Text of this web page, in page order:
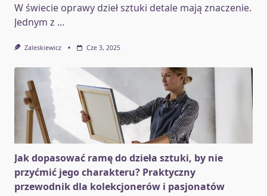
W świecie oprawy dzieł sztuki detale mają znaczenie.
Jednym z ...
Zaleskiewicz Cze 3, 2025
Jak dopasować ramę do dzieła sztuki, by nie
przyćmić jego charakteru? Praktyczny
przewodnik dla kolekcjonerów i pasjonatów